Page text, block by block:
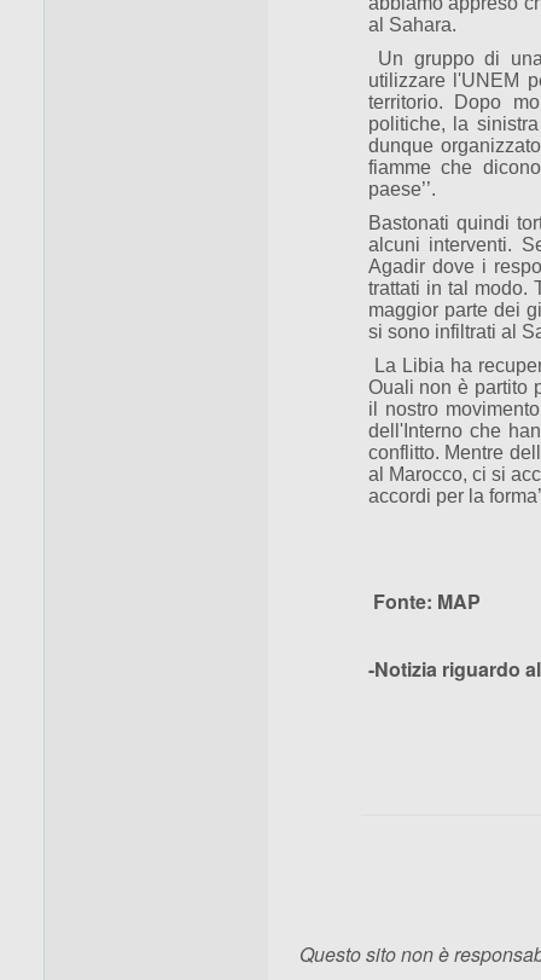
al Sahara.
Un gruppo di
utilizzare l'UNEM
territorio. Dopo
politiche, la
dunque
fiamme che
paese’’.
Bastonati quindi
alcuni interventi.
Agadir dove i
trattati in tal modo.
maggior parte dei
si sono infiltrati al
La Libia ha
Ouali non è partito
il nostro
dell'Interno che
conflitto. Mentre
al Marocco, ci si
accordi per la
Fonte: MAP
-Notizia riguardo
Questo sito non è